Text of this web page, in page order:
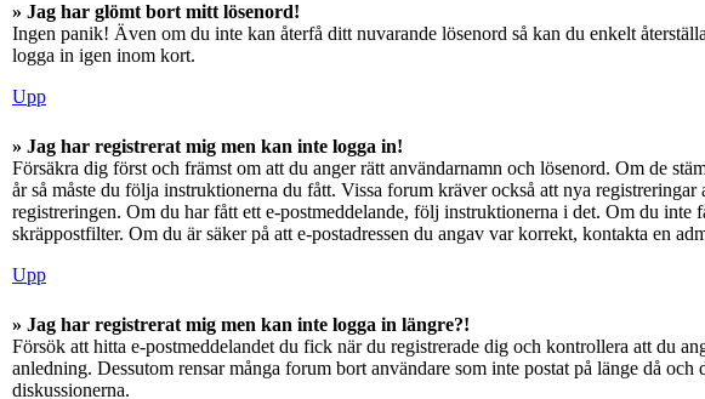
» Jag har glömt bort mitt lösenord!
Ingen panik! Även om du inte kan återfå ditt nuvarande lösenord så kan du enkelt
logga in igen inom kort.
Upp
» Jag har registrerat mig men kan inte logga in!
Försäkra dig först och främst om att du anger rätt användarnamn och lösenord. Om de
år så måste du följa instruktionerna du fått. Vissa forum kräver också att nya
registreringen. Om du har fått ett e-postmeddelande, följ instruktionerna i det. Om du inte
skräppostfilter. Om du är säker på att e-postadressen du angav var korrekt, kontakta en
Upp
» Jag har registrerat mig men kan inte logga in längre?!
Försök att hitta e-postmeddelandet du fick när du registrerade dig och kontrollera att du
anledning. Dessutom rensar många forum bort användare som inte postat på länge då
diskussionerna.